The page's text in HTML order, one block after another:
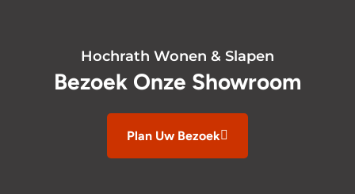
Hochrath Wonen & Slapen
Bezoek Onze Showroom
Plan Uw Bezoek